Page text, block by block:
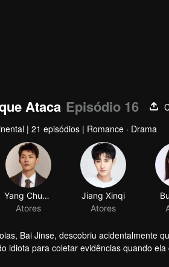
Ataca Episódio 16
| 21 episódios | Romance · Drama
Bai Jinse, descobriu acidentalmente
idiota para coletar evidências quando
se casar por contrato. Após o